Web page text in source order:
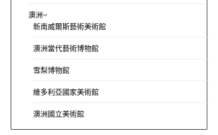
澳洲
新南威爾斯藝術美術館
澳洲當代藝術博物館
雪梨博物館
維多利亞國家美術館
澳洲國立美術館